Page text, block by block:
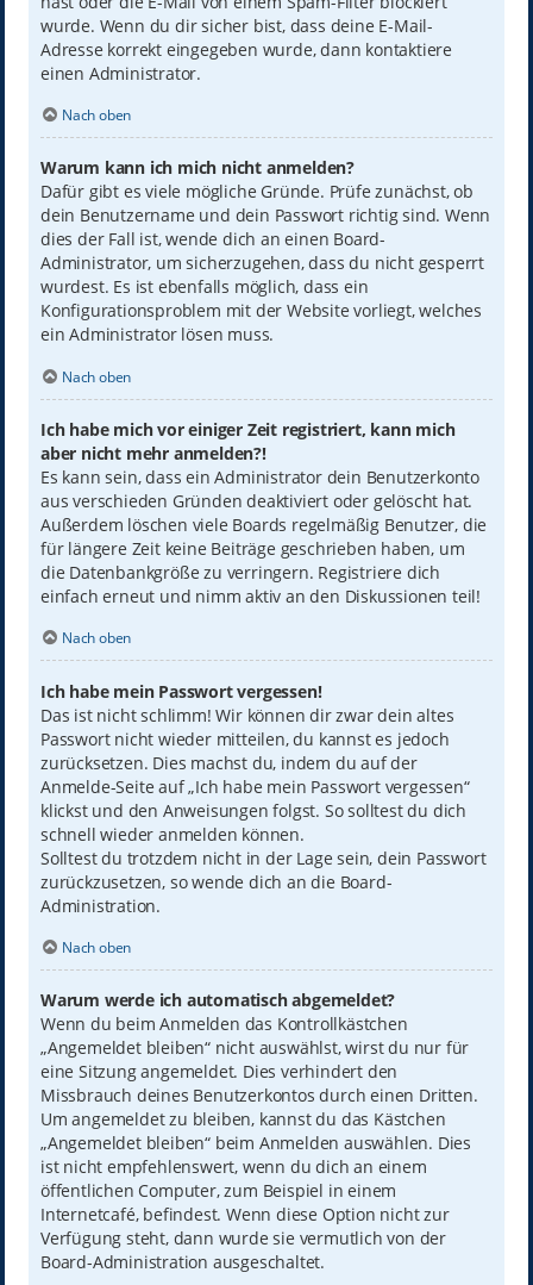
wurde. Wenn du dir sicher bist, dass deine E-Mail-
Adresse korrekt eingegeben wurde, dann kontaktiere
einen Administrator.
Nach oben
Warum kann ich mich nicht anmelden?
Dafür gibt es viele mögliche Gründe. Prüfe zunächst, ob
dein Benutzername und dein Passwort richtig sind. Wenn
dies der Fall ist, wende dich an einen Board-
Administrator, um sicherzugehen, dass du nicht gesperrt
wurdest. Es ist ebenfalls möglich, dass ein
Konfigurationsproblem mit der Website vorliegt, welches
ein Administrator lösen muss.
Nach oben
Ich habe mich vor einiger Zeit registriert, kann mich
aber nicht mehr anmelden?!
Es kann sein, dass ein Administrator dein Benutzerkonto
aus verschieden Gründen deaktiviert oder gelöscht hat.
Außerdem löschen viele Boards regelmäßig Benutzer, die
für längere Zeit keine Beiträge geschrieben haben, um
die Datenbankgröße zu verringern. Registriere dich
einfach erneut und nimm aktiv an den Diskussionen teil!
Nach oben
Ich habe mein Passwort vergessen!
Das ist nicht schlimm! Wir können dir zwar dein altes
Passwort nicht wieder mitteilen, du kannst es jedoch
zurücksetzen. Dies machst du, indem du auf der
Anmelde-Seite auf „Ich habe mein Passwort vergessen“
klickst und den Anweisungen folgst. So solltest du dich
schnell wieder anmelden können.
Solltest du trotzdem nicht in der Lage sein, dein Passwort
zurückzusetzen, so wende dich an die Board-
Administration.
Nach oben
Warum werde ich automatisch abgemeldet?
Wenn du beim Anmelden das Kontrollkästchen
„Angemeldet bleiben“ nicht auswählst, wirst du nur für
eine Sitzung angemeldet. Dies verhindert den
Missbrauch deines Benutzerkontos durch einen Dritten.
Um angemeldet zu bleiben, kannst du das Kästchen
„Angemeldet bleiben“ beim Anmelden auswählen. Dies
ist nicht empfehlenswert, wenn du dich an einem
öffentlichen Computer, zum Beispiel in einem
Internetcafé, befindest. Wenn diese Option nicht zur
Verfügung steht, dann wurde sie vermutlich von der
Board-Administration ausgeschaltet.